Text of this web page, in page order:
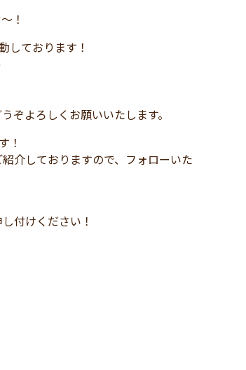
！
ております！
ぞよろしくお願いいたします。
！
介しておりますので、フォローいた
付けください！